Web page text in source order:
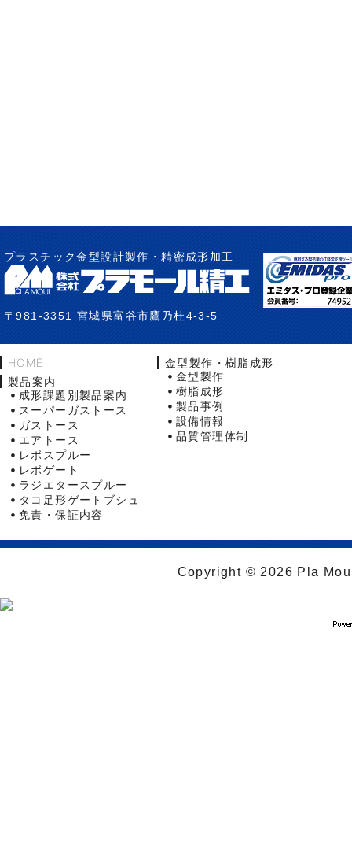
プラスチック金型設計製作・精密成形加工
〒981-3351 宮城県富谷市鷹乃杜4-3-5
HOME
製品案内
成形課題別製品案内
スーパーガストース
ガストース
エアトース
レボスプルー
レボゲート
ラジエタースプルー
タコ足形ゲートブシュ
免責・保証内容
金型製作・樹脂成形
金型製作
樹脂成形
製品事例
設備情報
品質管理体制
Copyright © 2026 Pla